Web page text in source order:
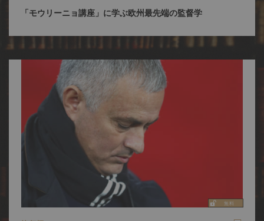
「モウリーニョ講座」に学ぶ欧州最先端の監督学